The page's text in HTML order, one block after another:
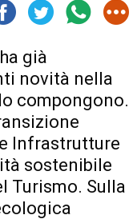
già
novità nella
compongono.
Infrastrutture
sostenibile
Turismo. Sulla